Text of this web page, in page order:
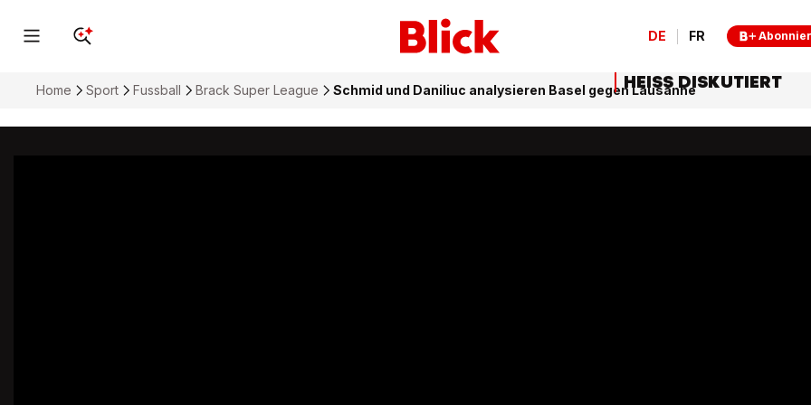
DE FR
Home Sport Fussball Brack Super League Schmid und Daniliuc analysieren Basel gegen LausanneHEISS DISKUTIERT